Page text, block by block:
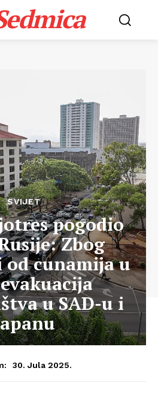
SVIJET
pogodio
Zbog
od cunamija u
u SAD-u i
30. Jula 2025.